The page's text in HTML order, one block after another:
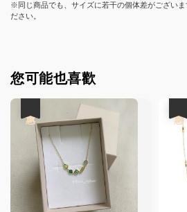
※同じ商品でも、サイズに若干の個体差がございま
ださい。
您可能也喜歡